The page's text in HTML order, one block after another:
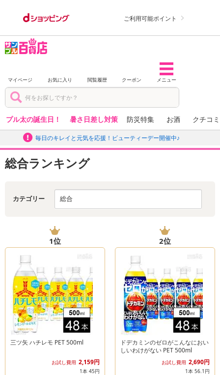
ご利用可能ポイント
マイページ お気に入り 閲覧履歴 クーポン メニュー
プル太の誕生日！ 暑さ日差し対策 防災特集 お酒 クチコ
毎日のキレイと元気を応援！ビューティーデー開催中♪
総合ランキング
カテゴリー
1位
三ツ矢 ハチレモ PET 500ml
お試し費用 2,159円
1本 45円
2位
ドデカミンのゼロがこんなにおい
しいわけがない PET 500ml
お試し費用 2,690円
1本 56.1円